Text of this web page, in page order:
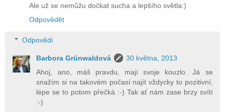
Ale už se nemůžu dočkat sucha a lepšího světla:)
Odpovědět
Odpovědi
Barbora Grünwaldová
30 května, 2013
Ahoj, ano, máš pravdu, mají svoje kouzlo. Já se
snažím si na takovém počasí najít vždycky to pozitivní,
lépe se to potom přečká :-) Tak ať nám zase brzy svítí
:-)